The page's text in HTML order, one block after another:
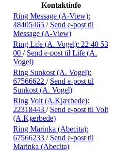
Kontaktinfo
Ring Message (A-View):
48405465 / Send e-post til
Message (A-View)
Ring Life (A. Vogel): 22 40 53
00 / Send e-post til Life (A.
Vogel)
Ring Sunkost (A. Vogel):
67566622 / Send e-post til
Sunkost (A. Vogel)
Ring Volt (A.Kjærbede):
22318443 / Send e-post til Volt
(A.Kjærbede)
Ring Marinka (Abecita):
67566233 / Send e-post til
Marinka (Abecita)